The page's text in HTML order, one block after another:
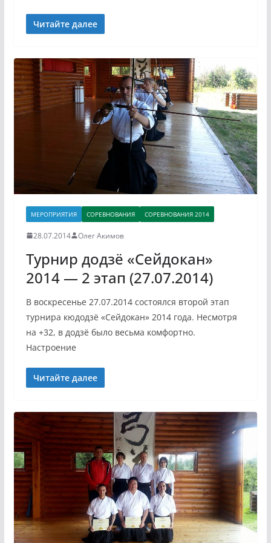
Читайте далее
МЕРОПРИЯТИЯ СОРЕВНОВАНИЯ СОРЕВНОВАНИЯ 2014
28.07.2014 Олег Акимов
Турнир додзё «Сейдокан»
2014 — 2 этап (27.07.2014)
В воскресенье 27.07.2014 состоялся второй этап
турнира кюдодзё «Сейдокан» 2014 года. Несмотря
на +32, в додзё было весьма комфортно.
Настроение
Читайте далее